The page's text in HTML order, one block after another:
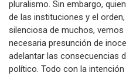
pluralismo. Sin embargo,
de las instituciones y el
silenciosa de muchos,
necesaria presunción de
adelantar las consecuencias
político. Todo con la